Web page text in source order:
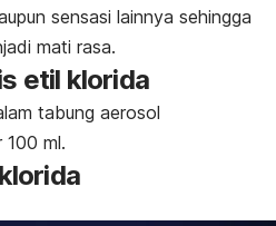
sensasi lainnya sehingga
mati rasa.
etil klorida
tabung aerosol
100 ml.